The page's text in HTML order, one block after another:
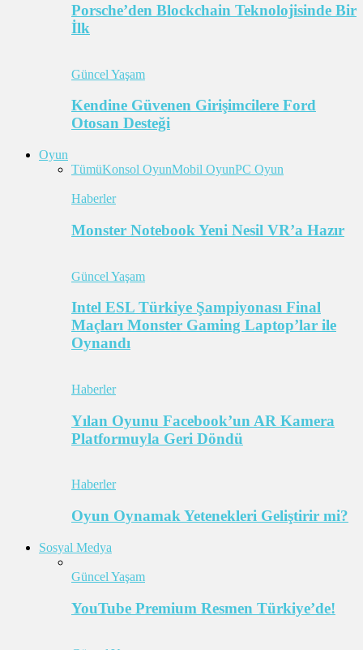
Porsche’den Blockchain Teknolojisinde Bir
İlk
Güncel Yaşam
Kendine Güvenen Girişimcilere Ford
Otosan Desteği
Oyun
TümüKonsol OyunMobil OyunPC Oyun
Haberler
Monster Notebook Yeni Nesil VR’a Hazır
Güncel Yaşam
Intel ESL Türkiye Şampiyonası Final
Maçları Monster Gaming Laptop’lar ile
Oynandı
Haberler
Yılan Oyunu Facebook’un AR Kamera
Platformuyla Geri Döndü
Haberler
Oyun Oynamak Yetenekleri Geliştirir mi?
Sosyal Medya
Güncel Yaşam
YouTube Premium Resmen Türkiye’de!